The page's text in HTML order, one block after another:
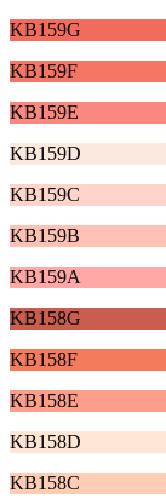
KB159G
KB159F
KB159E
KB159D
KB159C
KB159B
KB159A
KB158G
KB158F
KB158E
KB158D
KB158C